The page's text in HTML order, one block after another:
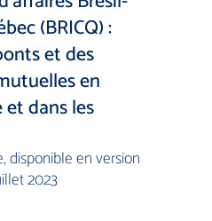
(BRICQ) :
et des
en
dans les
disponible en version
2023